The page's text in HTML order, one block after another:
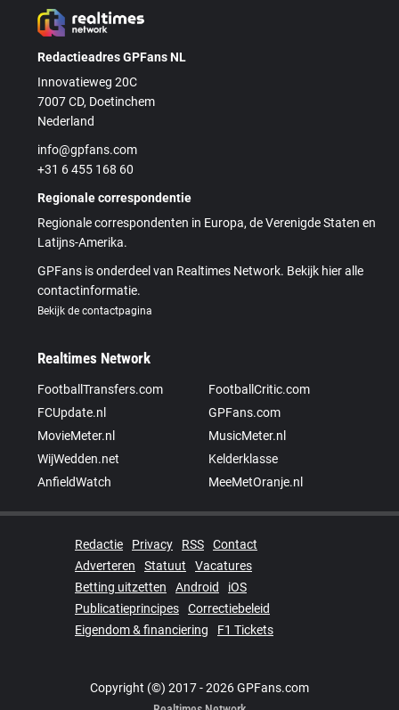
Redactieadres GPFans NL
Innovatieweg 20C
7007 CD, Doetinchem
Nederland
info@gpfans.com
+31 6 455 168 60
Regionale correspondentie
Regionale correspondenten in Europa, de Verenigde Staten en
Latijns-Amerika.
GPFans is onderdeel van Realtimes Network. Bekijk hier alle
contactinformatie.
Bekijk de contactpagina
Realtimes Network
FootballTransfers.com
FootballCritic.com
FCUpdate.nl
GPFans.com
MovieMeter.nl
MusicMeter.nl
WijWedden.net
Kelderklasse
AnfieldWatch
MeeMetOranje.nl
Redactie Privacy RSS
Contact
Adverteren
Statuut
Vacatures
Betting uitzetten
Android
iOS
Publicatieprincipes
Correctiebeleid
Eigendom & financiering
F1 Tickets
Copyright (©) 2017 - 2026 GPFans.com